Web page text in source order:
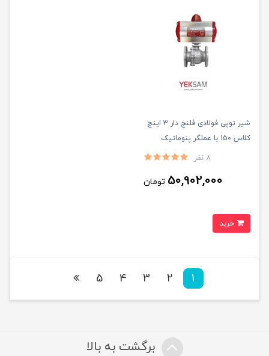
شیر توپی فولادی فلنج دار 3 اینچ
کلاس 150 با عملگر پنوماتیک
8 نفر
50,902,000 تومان
1
2
3
4
5
برگشت به بالا